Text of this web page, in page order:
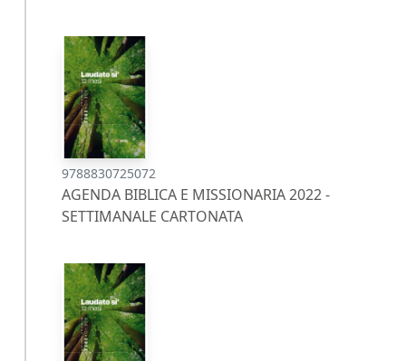
9788830725072
AGENDA BIBLICA E MISSIONARIA 2022 -
SETTIMANALE CARTONATA